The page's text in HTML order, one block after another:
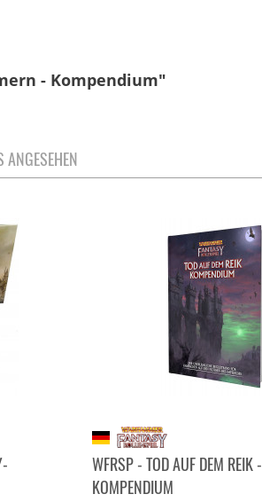
- Kompendium"
ANGESEHEN
WFRSP - TOD AUF DEM REIK -
KOMPENDIUM